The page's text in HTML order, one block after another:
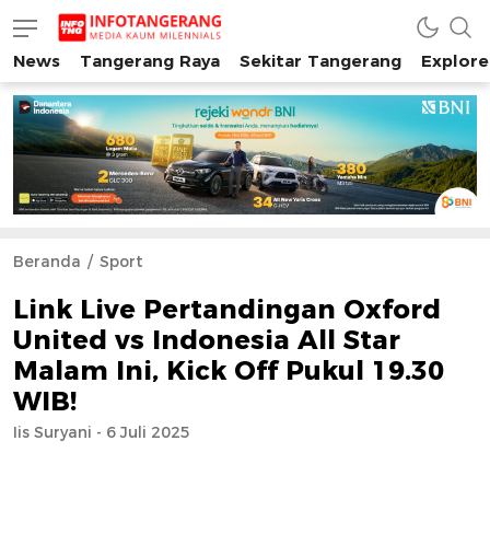
INFO TANGERANG
Media Kaum Millenials Tangerang Raya
News Tangerang Raya Sekitar Tangerang
Beranda Sport
Link Live Pertandingan Oxford
United vs Indonesia All Star
Malam Ini, Kick Off Pukul 19.30
WIB!
Iis Suryani - 6 Juli 2025